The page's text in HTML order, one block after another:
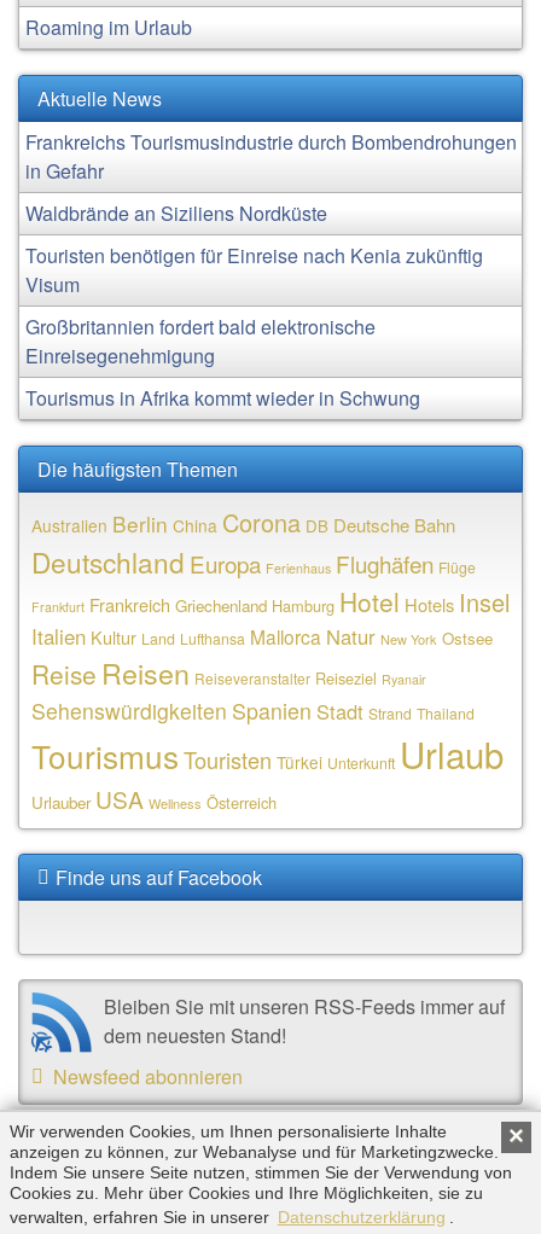
Roaming im Urlaub
Aktuelle News
Frankreichs Tourismusindustrie durch Bombendrohungen
in Gefahr
Waldbrände an Siziliens Nordküste
Touristen benötigen für Einreise nach Kenia zukünftig
Visum
Großbritannien fordert bald elektronische
Einreisegenehmigung
Tourismus in Afrika kommt wieder in Schwung
Die häufigsten Themen
Australien Berlin China Corona DB Deutsche Bahn
Deutschland Europa Ferienhaus Flughäfen Flüge
Frankfurt Frankreich Griechenland Hamburg Hotel Hotels Insel
Italien Kultur Land Lufthansa Mallorca Natur New York Ostsee
Reise Reisen Reiseveranstalter Reiseziel Ryanair
Sehenswürdigkeiten Spanien Stadt Strand Thailand
TourismusTouristen Türkei Unterkunft Urlaub
Urlauber USA Wellness Österreich
Finde uns auf Facebook
Bleiben Sie mit unseren RSS-Feeds immer auf
dem neuesten Stand!
Newsfeed abonnieren
Copyright © 2026 by Triplemind GmbH. Alle Rechte
vorbehalten. |Impressum|Datenschutz
×
Wir verwenden Cookies, um Ihnen personalisierte Inhalte
anzeigen zu können, zur Webanalyse und für Marketingzwecke.
Indem Sie unsere Seite nutzen, stimmen Sie der Verwendung von
Cookies zu. Mehr über Cookies und Ihre Möglichkeiten, sie zu
verwalten, erfahren Sie in unserer Datenschutzerklärung